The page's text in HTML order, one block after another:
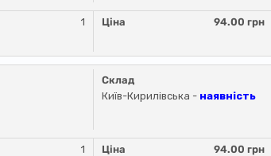
1 Ціна 94.00 грн
Склад
Київ-Кирилівська - наявність
1 Ціна 94.00 грн